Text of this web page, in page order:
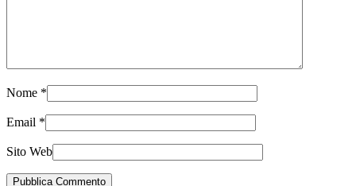
Nome *
Email *
Sito Web